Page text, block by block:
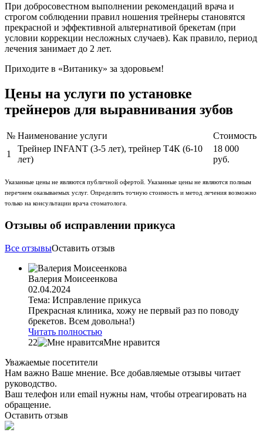
При добросовестном выполнении рекомендаций врача и
строгом соблюдении правил ношения трейнеры становятся
прекрасной и эффективной альтернативой брекетам (при
условии коррекции несложных случаев). Как правило, период
лечения занимает до 2 лет.
Приходите в «Витанику» за здоровьем!
Цены на услуги по установке
трейнеров для выравнивания зубов
№ Наименование услуги
Стоимость
1
Трейнер INFANT (3-5 лет), трейнер Т4К (6-10
лет)
18 000
руб.
Указанные цены не являются публичной офертой. Указанные цены не являются полным
перечнем оказываемых услуг. Определить точную стоимость и метод лечения возможно
только на консультации врача стоматолога.
Отзывы об исправлении прикуса
Все отзывыОставить отзыв
Валерия Моисеенкова
02.04.2024
Тема: Исправление прикуса
Прекрасная клиника, хожу не первый раз по поводу
брекетов. Всем довольна!)
Читать полностью
22
Мне нравится
Уважаемые посетители
Нам важно Ваше мнение. Все добавляемые отзывы читает
руководство.
Ваш телефон или email нужны нам, чтобы отреагировать на
обращение.
Оставить отзыв